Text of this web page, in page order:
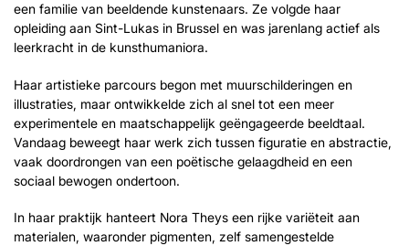
een familie van beeldende kunstenaars. Ze volgde haar
opleiding aan Sint-Lukas in Brussel en was jarenlang actief als
leerkracht in de kunsthumaniora.
Haar artistieke parcours begon met muurschilderingen en
illustraties, maar ontwikkelde zich al snel tot een meer
experimentele en maatschappelijk geëngageerde beeldtaal.
Vandaag beweegt haar werk zich tussen figuratie en abstractie,
vaak doordrongen van een poëtische gelaagdheid en een
sociaal bewogen ondertoon.
In haar praktijk hanteert Nora Theys een rijke variëteit aan
materialen, waaronder pigmenten, zelf samengestelde